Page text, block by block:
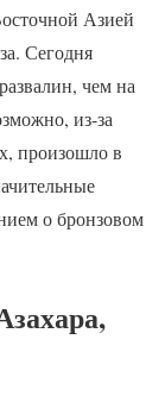
Азией
Сегодня
чем на
из-за
произошло в
о бронзовом